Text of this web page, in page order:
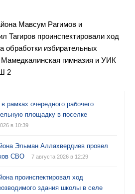
Мавсум Рагимов и
Тагиров проинспектировали ход
обработки избирательных
гимназия и УИК
2
рамках очередного рабочего
площадку в поселке
в 10:39
Эльман Аллахвердиев провел
СВО
7 августа 2026 в 12:29
проинспектировал ход
здания школы в селе